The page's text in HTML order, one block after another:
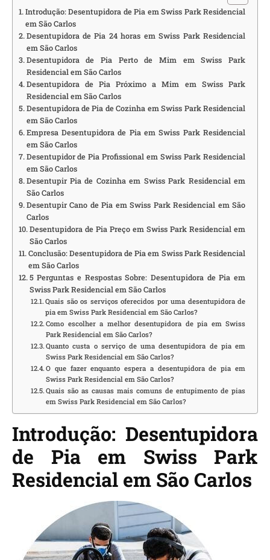
Introdução: Desentupidora de Pia em Swiss Park Residencial
em São Carlos
Desentupidora de Pia 24 horas em Swiss Park Residencial
em São Carlos
Desentupidora de Pia Perto de Mim em Swiss Park
Residencial em São Carlos
Desentupidora de Pia Próximo a Mim em Swiss Park
Residencial em São Carlos
Desentupidora de Pia de Cozinha em Swiss Park Residencial
em São Carlos
Empresa Desentupidora de Pia em Swiss Park Residencial
em São Carlos
Desentupidor de Pia Profissional em Swiss Park Residencial
em São Carlos
Desentupir Pia de Cozinha em Swiss Park Residencial em
São Carlos
Desentupir Cano de Pia em Swiss Park Residencial em São
Carlos
Desentupidora de Pia Preço em Swiss Park Residencial em
São Carlos
Conclusão: Desentupidora de Pia em Swiss Park Residencial
em São Carlos
5 Perguntas e Respostas Sobre: Desentupidora de Pia em
Swiss Park Residencial em São Carlos
Quais são os serviços oferecidos por uma desentupidora de
pia em Swiss Park Residencial em São Carlos?
Como escolher a melhor desentupidora de pia em Swiss
Park Residencial em São Carlos?
Quanto custa o serviço de uma desentupidora de pia em
Swiss Park Residencial em São Carlos?
O que fazer enquanto espera a desentupidora de pia em
Swiss Park Residencial em São Carlos?
Quais são as causas mais comuns de entupimento de pias
em Swiss Park Residencial em São Carlos?
Introdução: Desentupidora
de Pia em Swiss Park
Residencial em São Carlos